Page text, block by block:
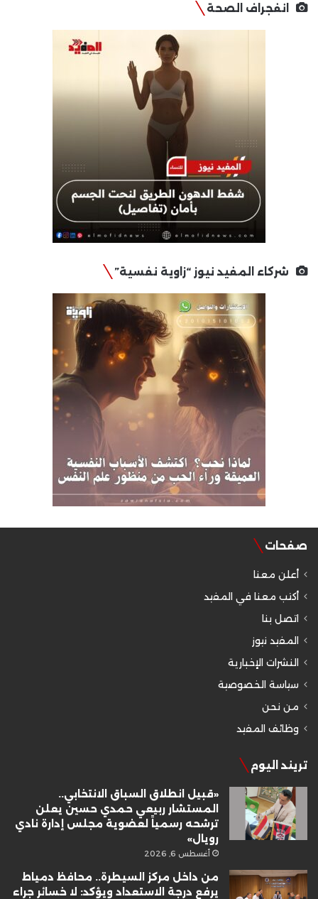
انفجراف الصحة
شركاء المفيد نيوز “زاوية نفسية”
صفحات
أعلن معنا
أكتب معنا في المفيد
اتصل بنا
المفيد نيوز
النشرات الإخبارية
سياسة الخصوصية
من نحن
وظائف المفيد
تريند اليوم
«قبيل انطلاق السباق الانتخابي..
المستشار ربيعي حمدي حسين يعلن
ترشحه رسمياً لعضوية مجلس إدارة نادي
رويال»
أغسطس 6, 2026
من داخل مركز السيطرة.. محافظ دمياط
يرفع درجة الاستعداد ويؤكد: لا خسائر جراء